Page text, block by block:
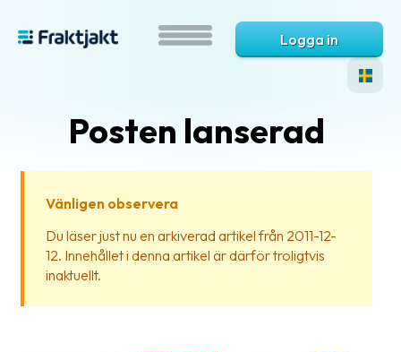
Vad
Logga in
Posten lanserad
Vänligen observera
Du läser just nu en arkiverad artikel från 2011-12-
12. Innehållet i denna artikel är därför troligtvis
inaktuellt.